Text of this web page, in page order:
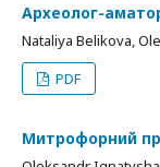
Археолог-
Nataliya Bеlikova,
PDF
Митрофорний